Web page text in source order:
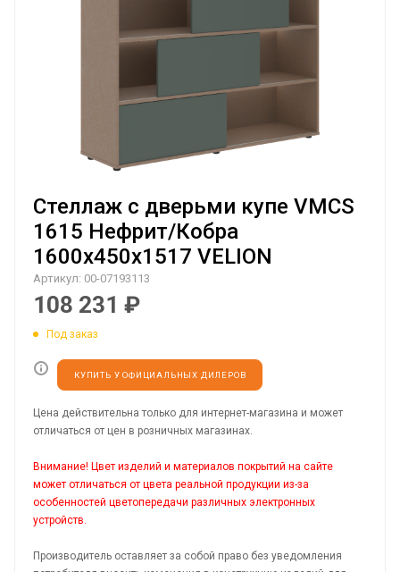
Стеллаж с дверьми купе VMCS
1615 Нефрит/Кобра
1600х450х1517 VELION
Артикул: 00-07193113
108 231 ₽
Под заказ
КУПИТЬ У ОФИЦИАЛЬНЫХ ДИЛЕРОВ
Цена действительна только для интернет-магазина и может
отличаться от цен в розничных магазинах.
Внимание! Цвет изделий и материалов покрытий на сайте
может отличаться от цвета реальной продукции из-за
особенностей цветопередачи различных электронных
устройств.
Производитель оставляет за собой право без уведомления